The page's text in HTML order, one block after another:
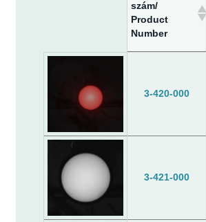
szám/
Product
Number
Number
3-420-000
3-421-000